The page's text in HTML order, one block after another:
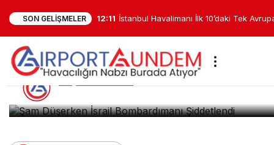
SON GELIŞMELER 11:50 TK7’de Kritik Anlar: 7700 Kodu Verildi,
Şam Düşerken İsrail
AirportGundem
tarafından yayınlandı